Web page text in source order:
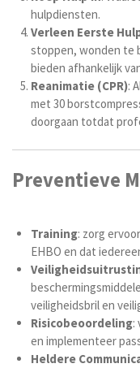
hulpdiensten.
Verleen Eerste
stoppen, wonden te
bieden afhankelijk
Reanimatie (CPR):
met 30
doorgaan totdat
Preventieve
Training: zorg
EHBO en dat
veiligheidsbril en
Risicobeoordeling:
en implementeer
Heldere